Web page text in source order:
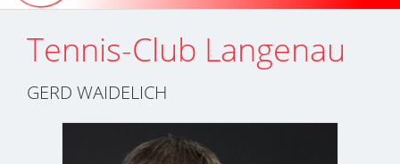
Tennis-Club Langenau
GERD WAIDELICH